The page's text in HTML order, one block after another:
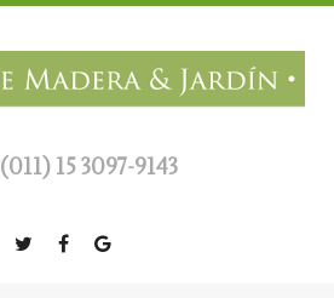
(011) 15 3097-9143